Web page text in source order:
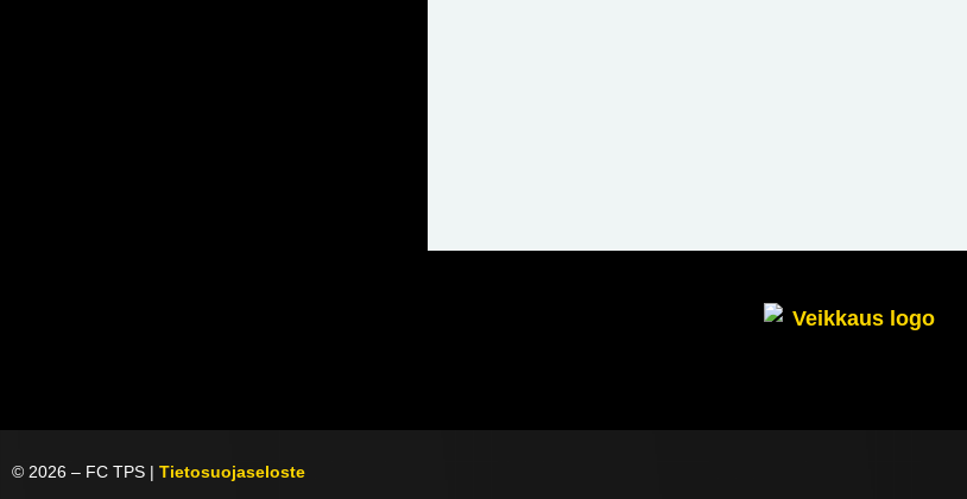
© 2026 – FC TPS | Tietosuojaseloste